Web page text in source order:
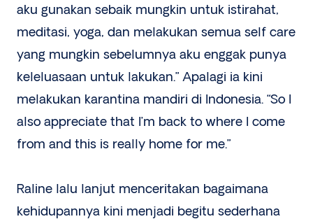
aku gunakan sebaik mungkin untuk istirahat,
meditasi, yoga, dan melakukan semua self care
yang mungkin sebelumnya aku enggak punya
keleluasaan untuk lakukan.” Apalagi ia kini
melakukan karantina mandiri di Indonesia. “So I
also appreciate that I’m back to where I come
from and this is really home for me.”
Raline lalu lanjut menceritakan bagaimana
kehidupannya kini menjadi begitu sederhana